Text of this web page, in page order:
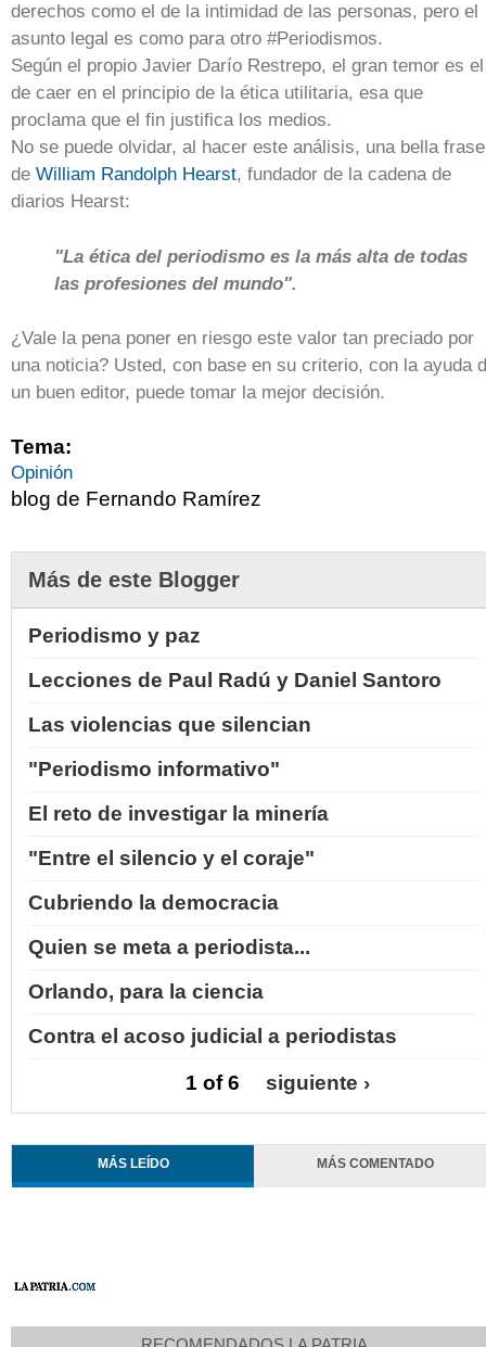
derechos como el de la intimidad de las personas, pero el
asunto legal es como para otro #Periodismos.
Según el propio Javier Darío Restrepo, el gran temor es el
de caer en el principio de la ética utilitaria, esa que
proclama que el fin justifica los medios.
No se puede olvidar, al hacer este análisis, una bella frase
de William Randolph Hearst, fundador de la cadena de
diarios Hearst:
"La ética del periodismo es la más alta de todas
las profesiones del mundo".
¿Vale la pena poner en riesgo este valor tan preciado por
una noticia? Usted, con base en su criterio, con la ayuda
un buen editor, puede tomar la mejor decisión.
Tema:
Opinión
blog de Fernando Ramírez
Más de este Blogger
Periodismo y paz
Lecciones de Paul Radú y Daniel Santoro
Las violencias que silencian
"Periodismo informativo"
El reto de investigar la minería
"Entre el silencio y el coraje"
Cubriendo la democracia
Quien se meta a periodista...
Orlando, para la ciencia
Contra el acoso judicial a periodistas
1 of 6 siguiente ›
MÁS LEÍDO MÁS COMENTADO